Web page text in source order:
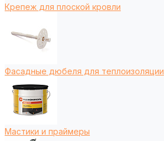
Крепеж для плоской кровли
Фасадные дюбеля для теплоизоляции
Мастики и праймеры